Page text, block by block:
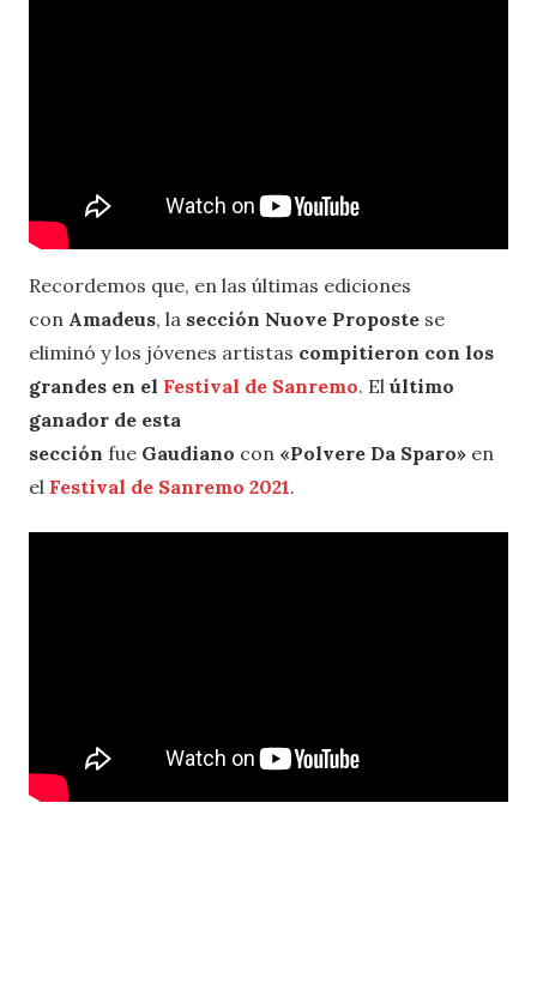
Recordemos que, en las últimas ediciones
con Amadeus, la sección Nuove Proposte se
eliminó y los jóvenes artistas compitieron con los
grandes en el Festival de Sanremo. El último
ganador de esta
sección fue Gaudiano con «Polvere Da Sparo» en
el Festival de Sanremo 2021.